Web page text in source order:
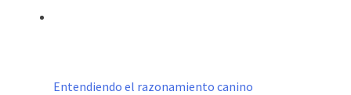
Entendiendo el razonamiento canino